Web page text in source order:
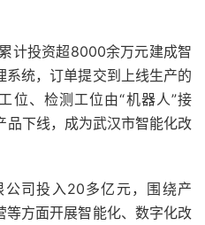
计投资超8000余万元建成智
统，订单提交到上线生产的
位、检测工位由“机器人”接
品下线，成为武汉市智能化改
司投入20多亿元，围绕产
等方面开展智能化、数字化改